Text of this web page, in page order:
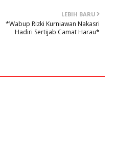
LEBIH BARU
*Wabup Rizki Kurniawan Nakasri
Hadiri Sertijab Camat Harau*